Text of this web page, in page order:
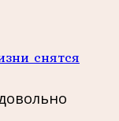
снятся